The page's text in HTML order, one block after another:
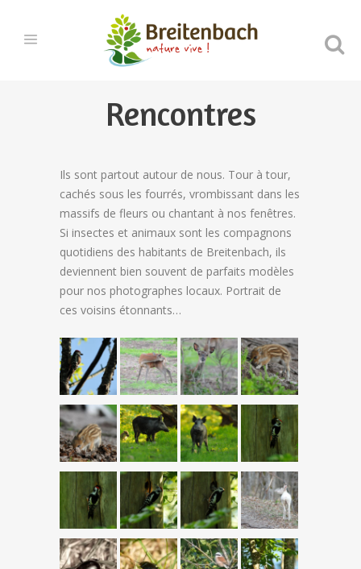
Rencontres
Ils sont partout autour de nous. Tour à tour,
cachés sous les fourrés, vrombissant dans les
massifs de fleurs ou chantant à nos fenêtres.
Si insectes et animaux sont les compagnons
quotidiens des habitants de Breitenbach, ils
deviennent bien souvent de parfaits modèles
pour nos photographes locaux. Portrait de
ces voisins étonnants…